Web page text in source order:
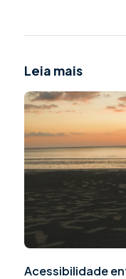
Leia mais
Acessibilidade